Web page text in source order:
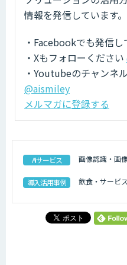
情報を発信しています。
・Facebookでも発信し
・Xもフォローください
・Youtubeのチャンネ
@aismiley
メルマガに登録する
AIサービス 画像認識・画
導入活用事例 飲食・サービ